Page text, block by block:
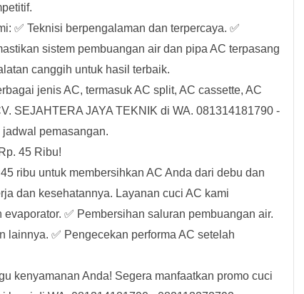
✅ Teknisi berpengalaman dan terpercaya. ✅
sistem pembuangan air dan pipa AC terpasang
canggih untuk hasil terbaik.
jenis AC, termasuk AC split, AC cassette, AC
SEJAHTERA JAYA TEKNIK di WA. 081314181790 -
pemasangan.
45 Ribu!
ribu untuk membersihkan AC Anda dari debu dan
dan kesehatannya. Layanan cuci AC kami
✅ Pembersihan saluran pembuangan air.
lainnya. ✅ Pengecekan performa AC setelah
kenyamanan Anda! Segera manfaatkan promo cuci